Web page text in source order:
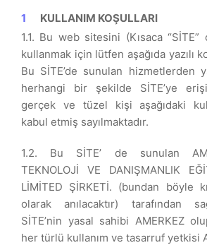
KULLANIM KOŞULLARI
1.1. Bu web sitesini (Kısaca “SİTE”
kullanmak için lütfen aşağıda yazılı
Bu SİTE’de sunulan hizmetlerden
herhangi bir şekilde SİTE’ye
gerçek ve tüzel kişi aşağıdaki
kabul etmiş sayılmaktadır.
1.2. Bu SİTE’ de sunulan
TEKNOLOJİ VE DANIŞMANLIK
LİMİTED ŞİRKETİ. (bundan böyle
olarak anılacaktır) tarafından
SİTE’nin yasal sahibi AMERKEZ
her türlü kullanım ve tasarruf yetkisi